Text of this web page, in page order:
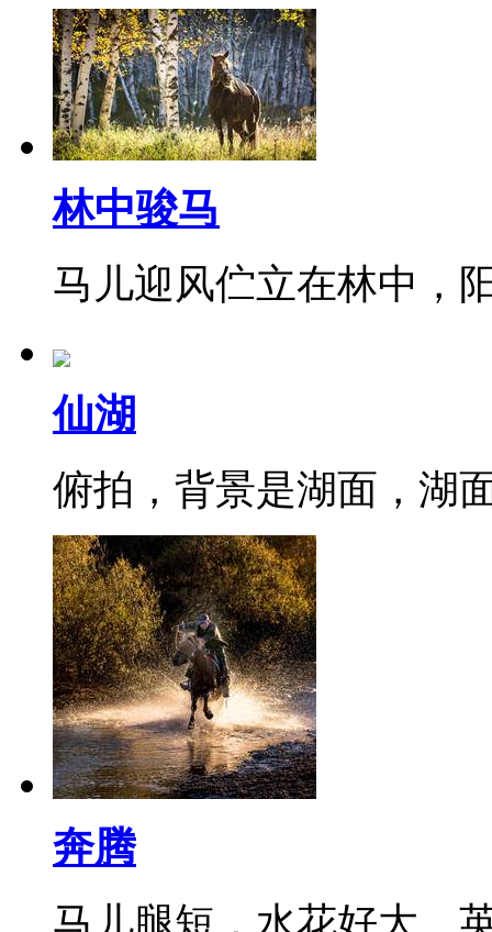
林中骏马
马儿迎风伫立在林中，
仙湖
俯拍，背景是湖面，湖
奔腾
马儿腿短，水花好大。